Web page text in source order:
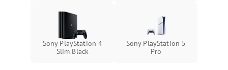
Sony PlayStation 4
Slim Black
Sony PlayStation 5
Pro